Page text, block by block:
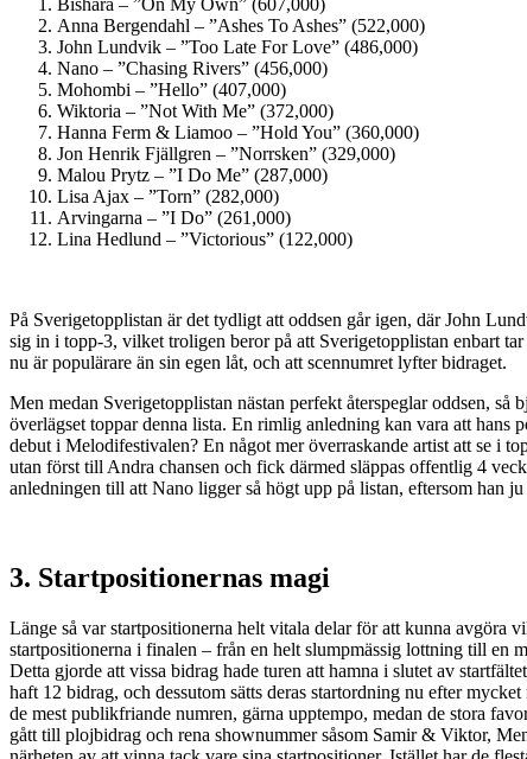
Anna Bergendahl – ”Ashes To Ashes” (522,000)
John Lundvik – ”Too Late For Love” (486,000)
Nano – ”Chasing Rivers” (456,000)
Mohombi – ”Hello” (407,000)
Wiktoria – ”Not With Me” (372,000)
Hanna Ferm & Liamoo – ”Hold You” (360,000)
Jon Henrik Fjällgren – ”Norrsken” (329,000)
Malou Prytz – ”I Do Me” (287,000)
Lisa Ajax – ”Torn” (282,000)
Arvingarna – ”I Do” (261,000)
Lina Hedlund – ”Victorious” (122,000)
På Sverigetopplistan är det tydligt att oddsen går igen, där John
sig in i topp-3, vilket troligen beror på att Sverigetopplistan enbart
nu är populärare än sin egen låt, och att scennumret lyfter bidraget.
Men medan Sverigetopplistan nästan perfekt återspeglar oddsen,
överlägset toppar denna lista. En rimlig anledning kan vara att hans
debut i Melodifestivalen? En något mer överraskande artist att se i
utan först till Andra chansen och fick därmed släppas offentlig 4
anledningen till att Nano ligger så högt upp på listan, eftersom han
3. Startpositionernas magi
Länge så var startpositionerna helt vitala delar för att kunna avgöra
startpositionerna i finalen – från en helt slumpmässig lottning till en
Detta gjorde att vissa bidrag hade turen att hamna i slutet av
haft 12 bidrag, och dessutom sätts deras startordning nu efter
de mest publikfriande numren, gärna upptempo, medan de stora
gått till plojbidrag och rena shownummer såsom Samir & Viktor,